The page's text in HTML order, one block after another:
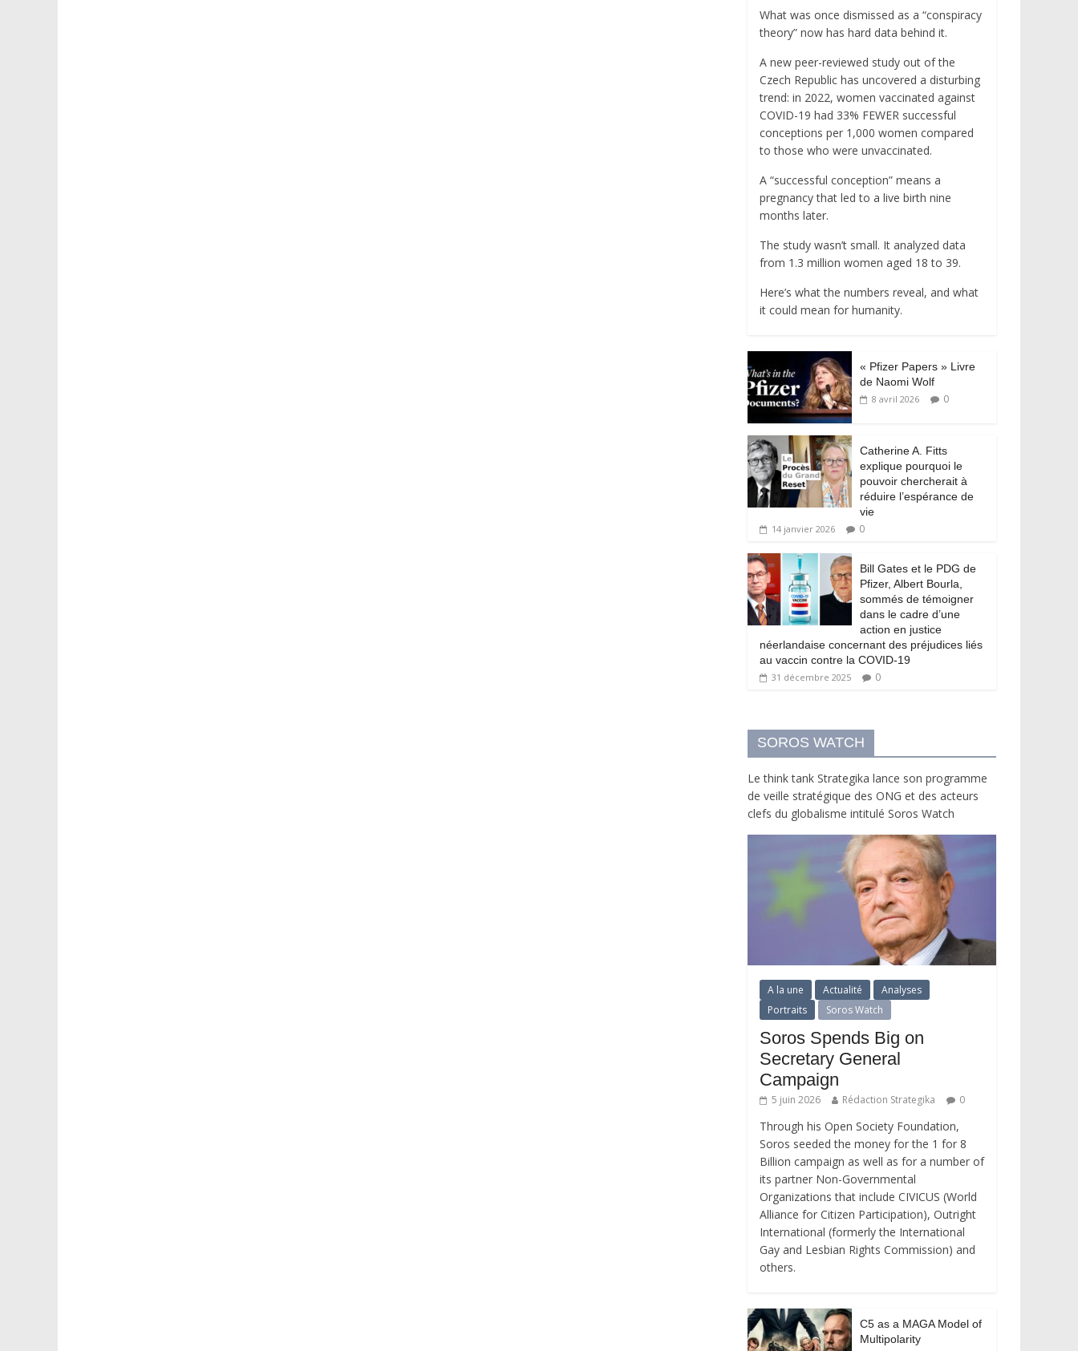
What was once dismissed as a “conspiracy
theory” now has hard data behind it.
A new peer-reviewed study out of the
Czech Republic has uncovered a disturbing
trend: in 2022, women vaccinated against
COVID-19 had 33% FEWER successful
conceptions per 1,000 women compared
to those who were unvaccinated.
A “successful conception” means a
pregnancy that led to a live birth nine
months later.
The study wasn’t small. It analyzed data
from 1.3 million women aged 18 to 39.
Here’s what the numbers reveal, and what
it could mean for humanity.
« Pfizer Papers » Livre
de Naomi Wolf
8 avril 2026 0
Catherine A. Fitts
explique pourquoi le
pouvoir chercherait à
réduire l’espérance de
vie
14 janvier 2026 0
Bill Gates et le PDG de
Pfizer, Albert Bourla,
sommés de témoigner
dans le cadre d’une
action en justice
néerlandaise concernant des préjudices liés
au vaccin contre la COVID-19
31 décembre 2025 0
SOROS WATCH
Le think tank Strategika lance son programme
de veille stratégique des ONG et des acteurs
clefs du globalisme intitulé Soros Watch
A la une Actualité
Analyses
Portraits
Soros Watch
Soros Spends Big on
Secretary General
Campaign
5 juin 2026 Rédaction Strategika 0
Through his Open Society Foundation,
Soros seeded the money for the 1 for 8
Billion campaign as well as for a number of
its partner Non-Governmental
Organizations that include CIVICUS (World
Alliance for Citizen Participation), Outright
International (formerly the International
Gay and Lesbian Rights Commission) and
others.
C5 as a MAGA Model of
Multipolarity